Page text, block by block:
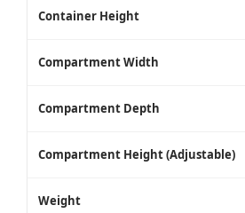
Container Height
Compartment Width
Compartment Depth
Compartment Height (Adjustable)
Weight